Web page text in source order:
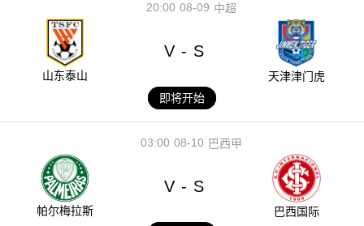
08-09
20:00 中超
山东泰山
V - S
天津津门虎
即将开始
08-10
03:00 巴西甲
帕尔梅拉斯
V - S
巴西国际